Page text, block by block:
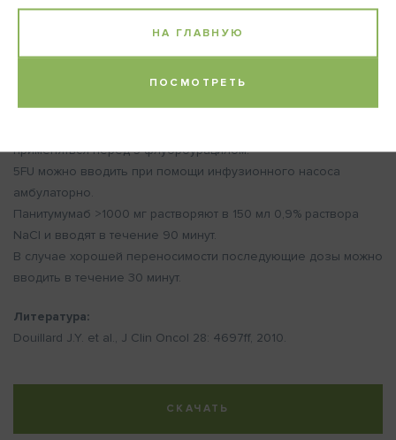
применяться перед 5-флуороурацилом.
5FU можно вводить при помощи инфузионного насоса
амбулаторно.
Панитумумаб >1000 мг растворяют в 150 мл 0,9% раствора
NaCl и вводят в течение 90 минут.
В случае хорошей переносимости последующие дозы можно
вводить в течение 30 минут.
Литература:
Douillard J.Y. et al., J Clin Oncol 28: 4697ff, 2010.
СКАЧАТЬ
НА ГЛАВНУЮ
ПОСМОТРЕТЬ